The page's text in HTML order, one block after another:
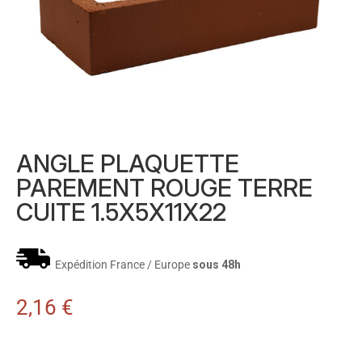
ANGLE PLAQUETTE
PAREMENT ROUGE TERRE
CUITE 1.5X5X11X22
Expédition France / Europe sous 48h
2,16 €